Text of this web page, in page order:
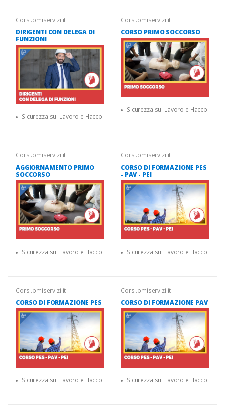
Corsi.pmiservizi.it
DIRIGENTI CON DELEGA DI
FUNZIONI
Sicurezza sul Lavoro e Haccp
Corsi.pmiservizi.it
CORSO PRIMO SOCCORSO
Sicurezza sul Lavoro e Haccp
Corsi.pmiservizi.it
AGGIORNAMENTO PRIMO
SOCCORSO
Sicurezza sul Lavoro e Haccp
Corsi.pmiservizi.it
CORSO DI FORMAZIONE PES
- PAV - PEI
Sicurezza sul Lavoro e Haccp
Corsi.pmiservizi.it
CORSO DI FORMAZIONE PES
Sicurezza sul Lavoro e Haccp
Corsi.pmiservizi.it
CORSO DI FORMAZIONE PAV
Sicurezza sul Lavoro e Haccp